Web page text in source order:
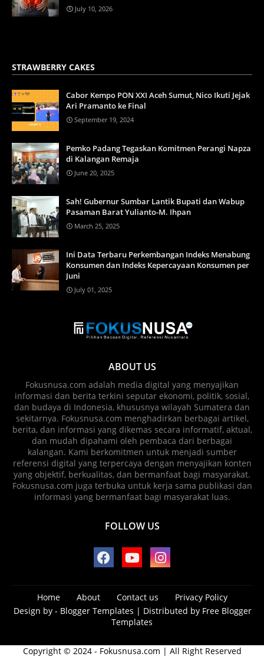
July 10, 2026
STRAWBERRY CAKES
Cabor Kempo PON XXI Aceh Sumut, Nico Ikuti Jejak
Ari Pramanto ke Final
September 19, 2024
Pemko Padang Tegaskan Komitmen Perangi Napza
di Kalangan Remaja
June 20, 2025
Sah! Gubernur Sumbar Lantik Bupati dan Wabup
Pasaman Barat Yulianto-M. Ihpan
March 25, 2025
Ini Data Terbaru Perkembangan Indeks Menabung
Konsumen dan Indeks Kepercayaan Konsumen per
Juni
July 01, 2025
ABOUT US
Fokusnusa.com adalah media digital yang menyajikan
informasi dan berita terkini seputar ekonomi, politik, sosial,
dan budaya di Indonesia, khususnya wilayah Sumatera dan
sekitarnya. Fokusnusa.com menghadirkan berbagai artikel,
berita, dan informasi yang dikemas secara informatif, aktual,
dan mudah dipahami oleh pembaca dari berbagai
kalangan. Kami berkomitmen untuk menjadi sumber
referensi digital yang terpercaya dengan menyajikan konten
yang objektif, berkualitas, dan bermanfaat bagi masyarakat.
Fokusnusa.com juga terbuka untuk kerja sama publikasi dan
informasi yang bermanfaat bagi masyarakat luas.
FOLLOW US
Home About Contact us
Privacy Policy
Design by - Blogger Templates | Distributed by Free Blogger
Templates
Copyright © 2024 - Fokusnusa.com | All Right Reserved